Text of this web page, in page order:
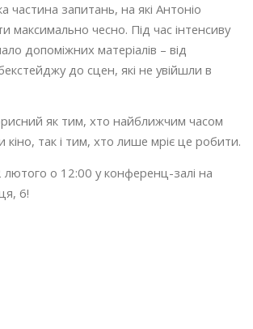
частина запитань, на які Антоніо
максимально чесно. Під час інтенсиву
допоміжних матеріалів – від
до сцен, які не увійшли в
як тим, хто найближчим часом
кіно, так і тим, хто лише мріє це робити.
лютого о 12:00 у конференц-залі на
6!